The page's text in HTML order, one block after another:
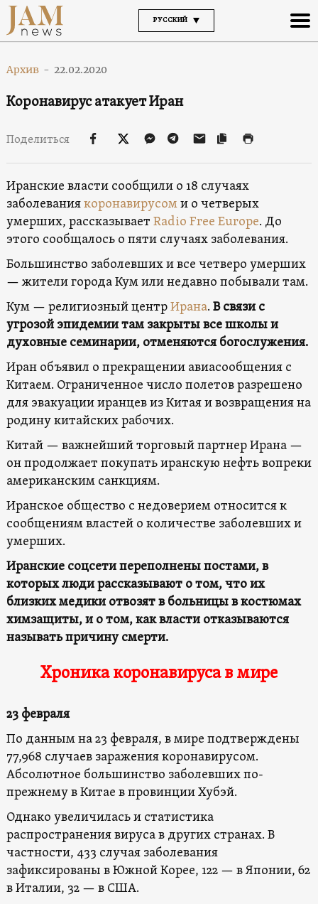
РУССКИЙ
Архив - 22.02.2020
Коронавирус атакует Иран
Поделиться
Иранские власти сообщили о 18 случаях
заболеваниякоронавирусоми о четверых
умерших, рассказывает Radio Free Europe. До
этого сообщалось о пяти случаях заболевания.
Большинство заболевших и все четверо умерших
— жители города Кум или недавно побывали там.
Кум — религиозный центрИрана. В связи с
угрозой эпидемии там закрыты все школы и
духовные семинарии, отменяются богослужения.
Иран объявил о прекращении авиасообщения с
Китаем. Ограниченное число полетов разрешено
для эвакуации иранцев из Китая и возвращения на
родину китайских рабочих.
Китай — важнейший торговый партнер Ирана —
он продолжает покупать иранскую нефть вопреки
американским санкциям.
Иранское общество с недоверием относится к
сообщениям властей о количестве заболевших и
умерших.
Иранские соцсети переполнены постами, в
которых люди рассказывают о том, что их
близких медики отвозят в больницы в костюмах
химзащиты, и о том, как власти отказываются
называть причину смерти.
Хроника коронавируса в мире
23 февраля
По данным на 23 февраля, в мире подтверждены
77,968 случаев заражения коронавирусом.
Абсолютное большинство заболевших по-
прежнему в Китае в провинции Хубэй.
Однако увеличилась и статистика
распространения вируса в других странах. В
частности, 433 случая заболевания
зафиксированы в Южной Корее, 122 — в Японии, 62
в Италии, 32 — в США.